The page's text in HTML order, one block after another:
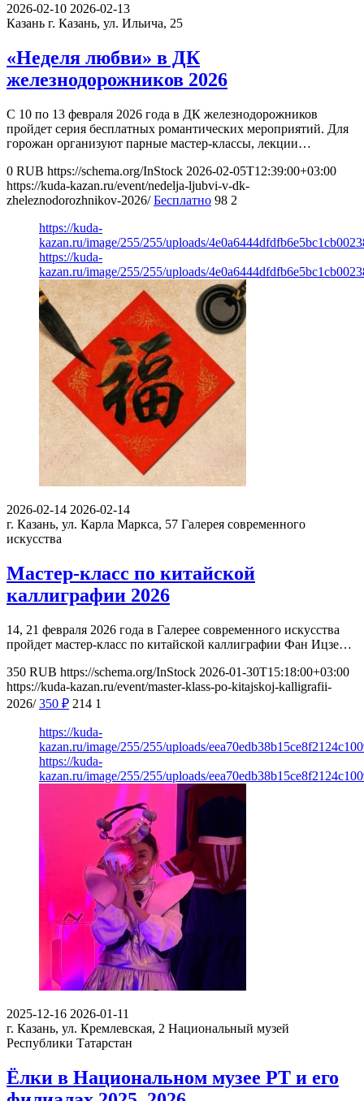
2026-02-10 2026-02-13
Казань г. Казань, ул. Ильича, 25
«Неделя любви» в ДК
железнодорожников 2026
С 10 по 13 февраля 2026 года в ДК железнодорожников
пройдет серия бесплатных романтических мероприятий. Для
горожан организуют парные мастер-классы, лекции…
0 RUB https://schema.org/InStock 2026-02-05T12:39:00+03:00
https://kuda-kazan.ru/event/nedelja-ljubvi-v-dk-
zheleznodorozhnikov-2026/ Бесплатно 98 2
https://kuda-
kazan.ru/image/255/255/uploads/
https://kuda-
kazan.ru/image/255/255/uploads/
2026-02-14 2026-02-14
г. Казань, ул. Карла Маркса, 57 Галерея современного
искусства
Мастер-класс по китайской
каллиграфии 2026
14, 21 февраля 2026 года в Галерее современного искусства
пройдет мастер-класс по китайской каллиграфии Фан Ицзе…
350 RUB https://schema.org/InStock 2026-01-30T15:18:00+03:00
https://kuda-kazan.ru/event/master-klass-po-kitajskoj-kalligrafii-
2026/ 350 ₽ 214 1
https://kuda-
kazan.ru/image/255/255/uploads/
https://kuda-
kazan.ru/image/255/255/uploads/
2025-12-16 2026-01-11
г. Казань, ул. Кремлевская, 2 Национальный музей
Республики Татарстан
Ёлки в Национальном музее РТ и его